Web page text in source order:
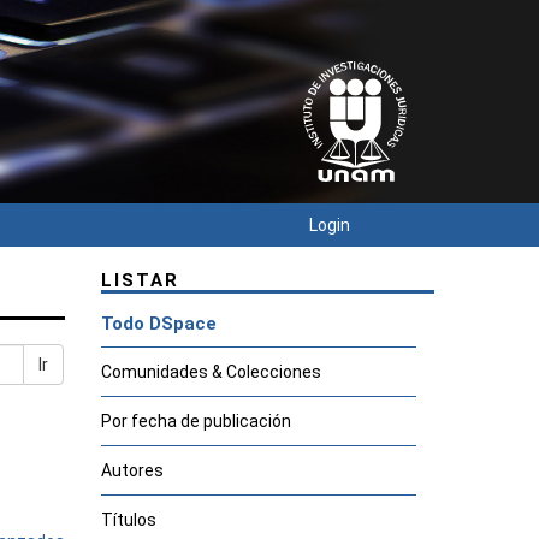
Login
Ir
LISTAR
Todo DSpace
Comunidades & Colecciones
Por fecha de publicación
Autores
Títulos